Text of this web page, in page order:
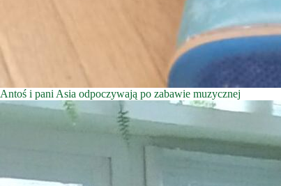
Antoś i pani Asia odpoczywają po zabawie muzycznej